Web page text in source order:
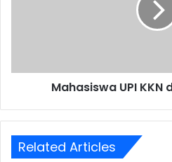
Mahasiswa UPI KKN
Related Articles